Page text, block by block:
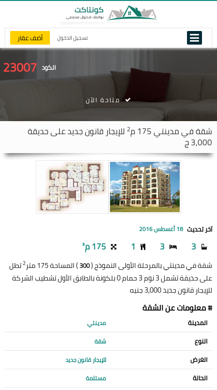
تسجيل الدخول أضف عقار
الكود 23007
شقة فيمدينتي 2 للإيجار قانون جديد على حديقة
3,000 ج
متاحة الآن
آخر تحديث 18 أغسطس 2016
3
3
1 175 م²
شقة في مدينتي بالمرحلة الأولى النموذج (300) المساحة 175 متر 2تطل
على حديقة تشمل 3 نوم 3 حمام 0 بلكونة بالطابق الأول تشطيب الشركة
للإيجار قانون جديد 3,000 جنيه
# معلومات عن الشقة
المدينة مدينتي
النوع شقة
الغرض للإيجار قانون جديد
الحالة مستلمة